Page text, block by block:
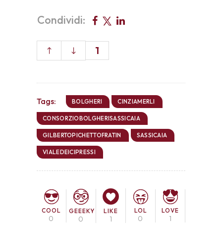
Condividi:
1
Tags: BOLGHERI CINZIAMERLI
CONSORZIOBOLGHERISASSICAIA
GILBERTOPICHETTOFRATIN SASSICAIA
VIALEDEICIPRESSI
COOL
0
GEEEKY
0
LIKE
1
LOL
0
LOVE
1